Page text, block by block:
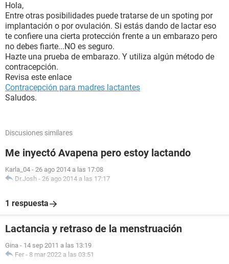
Hola,
Entre otras posibilidades puede tratarse de un spoting por
implantación o por ovulación. Si estás dando de lactar eso
te confiere una cierta protección frente a un embarazo pero
no debes fiarte...NO es seguro.
Hazte una prueba de embarazo. Y utiliza algún método de
contracepción.
Revisa este enlace
Contracepción para madres lactantes
Saludos.
Discusiones similares
Me inyectó Avapena pero estoy lactando
Karla_04 - 26 ago 2014 a las 17:08
Dr.Josh - 26 ago 2014 a las 17:17
1 respuesta
Lactancia y retraso de la menstruación
Gina - 14 sep 2011 a las 13:19
Fer - 8 mar 2022 a las 03:51